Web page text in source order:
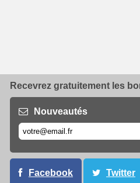
Recevrez gratuitement les
Nouveautés
Facebook Twitter